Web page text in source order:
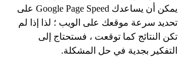
يمكن أن يساعدك Google Page Speed ​​على
تحديد سرعة موقعك على الويب ؛ لذا إذا لم
تكن النتائج كما توقعت ، فستحتاج إلى
التفكير بجدية في حل المشكلة.